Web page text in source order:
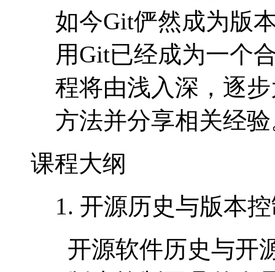
如今Git俨然成为版
用Git已经成为一个
程将由浅入深，逐
方法并分享相关经
课程大纲
1. 开源历史与版本
开源软件历史与开